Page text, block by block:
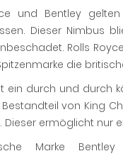
und Bentley
Dieser Nimbus
Rolls
die
ein durch und durch
von King
Dieser ermöglicht nur
Marke